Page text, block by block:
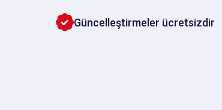
Güncelleştirmeler ücretsizdir